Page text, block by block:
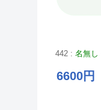
442 : 名無し
6600円